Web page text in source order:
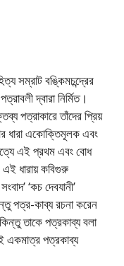
সম্রাট বঙ্কিমচন্দ্রের
দ্বারা নির্মিত।
পত্রাকারে তাঁদের প্রিয়
ধারা একোক্তিমূলক এবং
এই প্রথম এবং বোধ
ধারায় কবিগুরু
‘কচ দেবযানী’
পত্র-কাব্য রচনা করেন
তাকে পত্রকাব্য বলা
একমাত্র পত্রকাব্য